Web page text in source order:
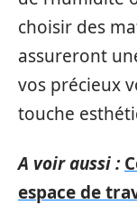
choisir des
assureront
vos précieux
touche
A voir aussi :
espace de